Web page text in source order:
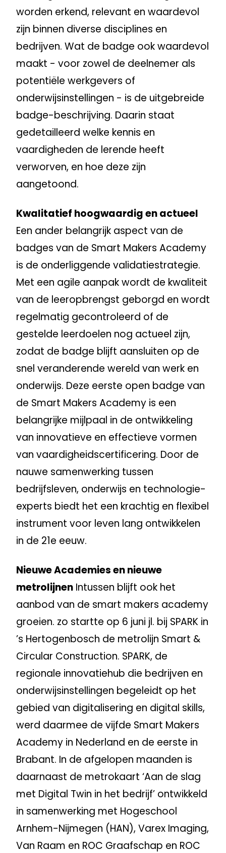
worden erkend, relevant en waardevol
zijn binnen diverse disciplines en
bedrijven. Wat de badge ook waardevol
maakt - voor zowel de deelnemer als
potentiële werkgevers of
onderwijsinstellingen - is de uitgebreide
badge-beschrijving. Daarin staat
gedetailleerd welke kennis en
vaardigheden de lerende heeft
verworven, en hoe deze zijn
aangetoond.
Kwalitatief hoogwaardig en actueel
Een ander belangrijk aspect van de
badges van de Smart Makers Academy
is de onderliggende validatiestrategie.
Met een agile aanpak wordt de kwaliteit
van de leeropbrengst geborgd en wordt
regelmatig gecontroleerd of de
gestelde leerdoelen nog actueel zijn,
zodat de badge blijft aansluiten op de
snel veranderende wereld van werk en
onderwijs. Deze eerste open badge van
de Smart Makers Academy is een
belangrijke mijlpaal in de ontwikkeling
van innovatieve en effectieve vormen
van vaardigheidscertificering. Door de
nauwe samenwerking tussen
bedrijfsleven, onderwijs en technologie-
experts biedt het een krachtig en flexibel
instrument voor leven lang ontwikkelen
in de 21e eeuw.
Nieuwe Academies en nieuwe
metrolijnen Intussen blijft ook het
aanbod van de smart makers academy
groeien. zo startte op 6 juni jl. bij SPARK in
’s Hertogenbosch de metrolijn Smart &
Circular Construction. SPARK, de
regionale innovatiehub die bedrijven en
onderwijsinstellingen begeleidt op het
gebied van digitalisering en digital skills,
werd daarmee de vijfde Smart Makers
Academy in Nederland en de eerste in
Brabant. In de afgelopen maanden is
daarnaast de metrokaart ‘Aan de slag
met Digital Twin in het bedrijf’ ontwikkeld
in samenwerking met Hogeschool
Arnhem-Nijmegen (HAN), Varex Imaging,
Van Raam en ROC Graafschap en ROC